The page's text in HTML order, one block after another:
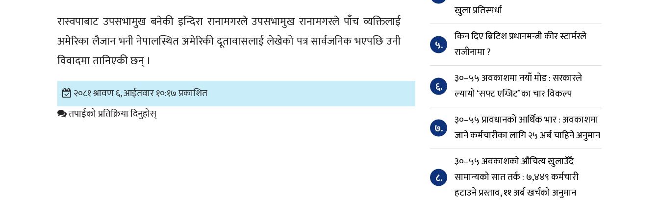
रास्वपाबाट उपसभामुख बनेकी इन्दिरा रानामगरले उपसभामुख रानामगरले पाँच व्यक्तिलाई
अमेरिका लैजान भनी नेपालस्थित अमेरिकी दूतावासलाई लेखेको पत्र सार्वजनिक भएपछि उनी
विवादमा तानिएकी छन् ।
२०८१ श्रावण ६, आईतवार १०:१७ प्रकाशित
तपाईको प्रतिक्रिया दिनुहोस्
खुला प्रतिस्पर्धा
५.
किन दिए ब्रिटिश प्रधानमन्त्री कीर स्टार्मरले
राजीनामा ?
६.
३०–५५ अवकाशमा नयाँ मोड : सरकारले
ल्यायो ‘सफ्ट एग्जिट’ का चार विकल्प
७.
३०–५५ प्रावधानको आर्थिक भार : अवकाशमा
जाने कर्मचारीका लागि २५ अर्ब चाहिने अनुमान
८.
३०–५५ अवकाशको औचित्य खुलाउँदै
सामान्यको सात तर्क : ७,४४९ कर्मचारी
हटाउने प्रस्ताव, ११ अर्ब खर्चको अनुमान